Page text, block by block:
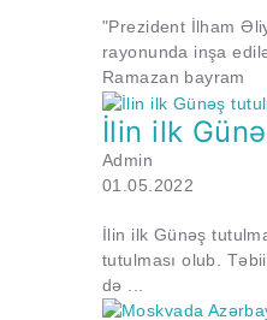
"Prezident İlham
rayonunda inşa
Ramazan bayram
İlin ilk
Admin
01.05.2022
İlin ilk Günəş
tutulması olub.
də ...